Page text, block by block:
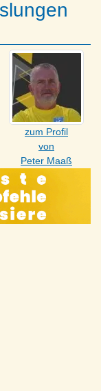
zum Profil
von
Peter Maaß